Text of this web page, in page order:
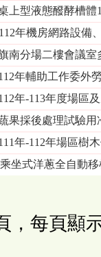
上型液態醱酵槽
年機房網路設
南分場二樓會議
年輔助工作委外
年-113年度場
果採後處理試驗
年-112年場區樹
乘坐式洋蔥全自動
，每頁顯